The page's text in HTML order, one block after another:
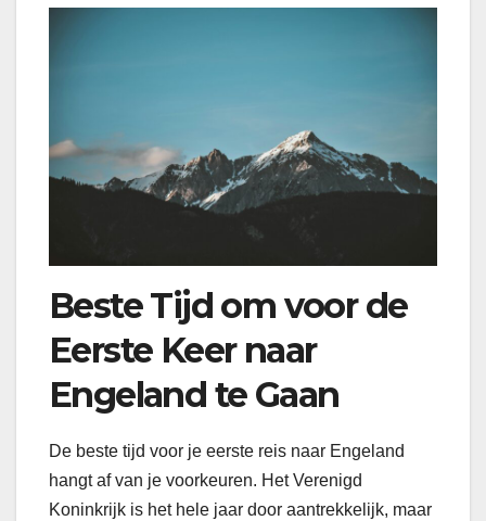
Beste Tijd om voor de
Eerste Keer naar
Engeland te Gaan
De beste tijd voor je eerste reis naar Engeland
hangt af van je voorkeuren. Het Verenigd
Koninkrijk is het hele jaar door aantrekkelijk, maar